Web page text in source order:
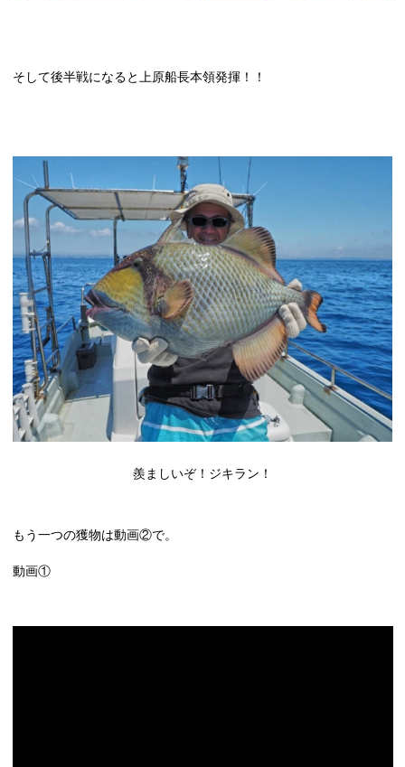
そして後半戦になると上原船長本領発揮！！
羨ましいぞ！ジキラン！
もう一つの獲物は動画②で。
動画①